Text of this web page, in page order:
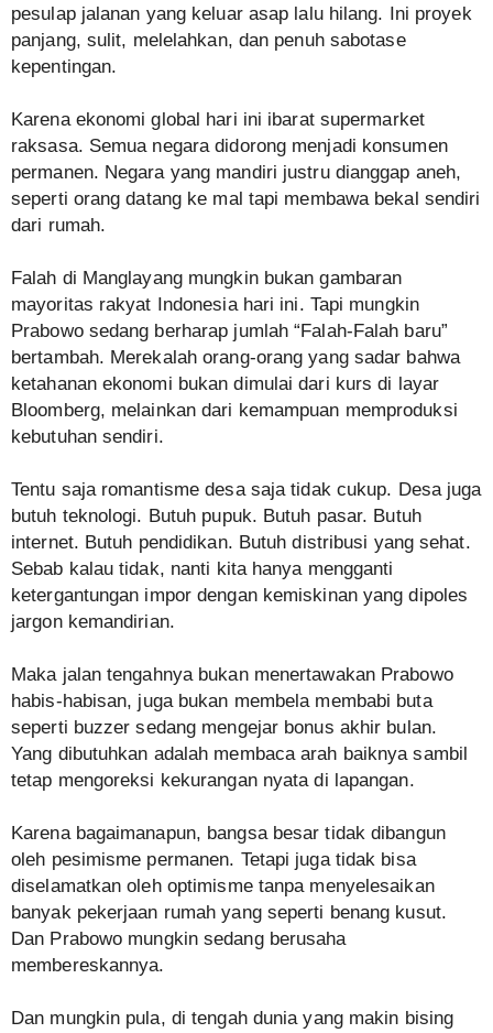
pesulap jalanan yang keluar asap lalu hilang. Ini proyek
panjang, sulit, melelahkan, dan penuh sabotase
kepentingan.
Karena ekonomi global hari ini ibarat supermarket
raksasa. Semua negara didorong menjadi konsumen
permanen. Negara yang mandiri justru dianggap aneh,
seperti orang datang ke mal tapi membawa bekal sendiri
dari rumah.
Falah di Manglayang mungkin bukan gambaran
mayoritas rakyat Indonesia hari ini. Tapi mungkin
Prabowo sedang berharap jumlah “Falah-Falah baru”
bertambah. Merekalah orang-orang yang sadar bahwa
ketahanan ekonomi bukan dimulai dari kurs di layar
Bloomberg, melainkan dari kemampuan memproduksi
kebutuhan sendiri.
Tentu saja romantisme desa saja tidak cukup. Desa juga
butuh teknologi. Butuh pupuk. Butuh pasar. Butuh
internet. Butuh pendidikan. Butuh distribusi yang sehat.
Sebab kalau tidak, nanti kita hanya mengganti
ketergantungan impor dengan kemiskinan yang dipoles
jargon kemandirian.
Maka jalan tengahnya bukan menertawakan Prabowo
habis-habisan, juga bukan membela membabi buta
seperti buzzer sedang mengejar bonus akhir bulan.
Yang dibutuhkan adalah membaca arah baiknya sambil
tetap mengoreksi kekurangan nyata di lapangan.
Karena bagaimanapun, bangsa besar tidak dibangun
oleh pesimisme permanen. Tetapi juga tidak bisa
diselamatkan oleh optimisme tanpa menyelesaikan
banyak pekerjaan rumah yang seperti benang kusut.
Dan Prabowo mungkin sedang berusaha
membereskannya.
Dan mungkin pula, di tengah dunia yang makin bising